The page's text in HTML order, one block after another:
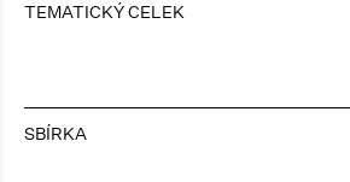
TEMATICKÝ CELEK
SBÍRKA